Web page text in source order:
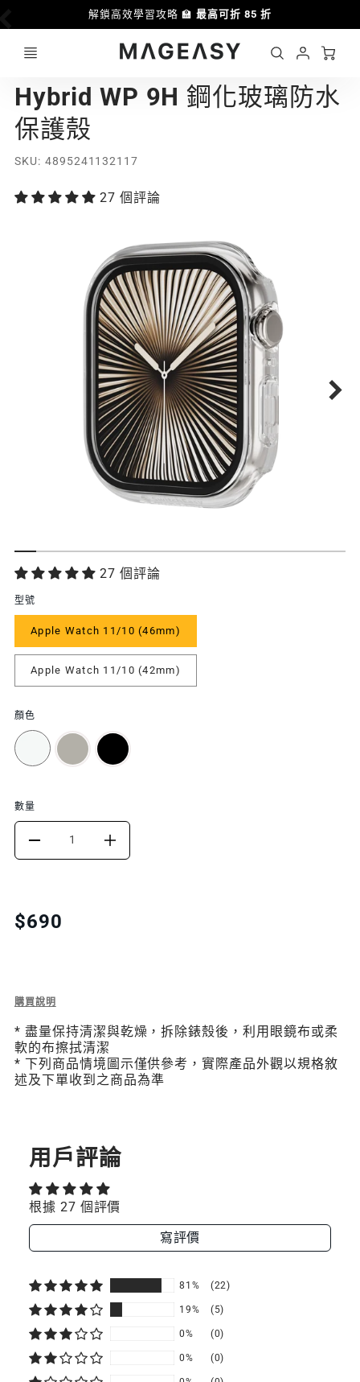
解鎖高效學習攻略 🏫 最高可折 85 折
Account
Login
MAGEASY
Hybrid WP 9H 鋼化玻璃防水
保護殼
SKU 4895241132117
27 個評論
功
能
特
色
27 個評論
Translation
missing:
$690
型號
Apple Watch 11/10 (46mm)
Apple Watch 11/10 (42mm)
顏色
數量
DECREASE
FOR
9H
鋼
化
玻
防
水
保
INCREASE
鋼
化
玻
防
水
保
Description
Hybrid
WP
9H
鋼
購買說明
* 盡量保持清潔與乾燥，拆除錶殼後，利用眼鏡布或柔
軟的布擦拭清潔
* 下列商品情境圖示僅供參考，實際產品外觀以規格敘
述及下單收到之商品為準
用戶評論
根據 27 個評價
寫評價
81% (22)
19% (5)
0% (0)
0% (0)